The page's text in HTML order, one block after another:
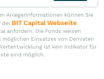
Anlegerinformationen können Sie
der BIT Capital Webseite
anfordern. Die Fonds weisen
Einsatzes von Derivaten
ist kein Indikator für
sind möglich.